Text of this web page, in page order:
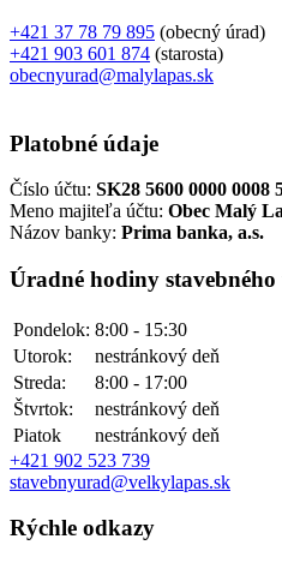
+421 37 78 79 895 (obecný úrad)
+421 903 601 874 (starosta)
obecnyurad@malylapas.sk
Platobné údaje
Číslo účtu: SK28 5600 0000 0008
Meno majiteľa účtu: Obec Malý
Názov banky: Prima banka, a.s.
Úradné hodiny
Pondelok: 8:00 - 15:30
Utorok:
nestránkový deň
Streda:
8:00 - 17:00
Štvrtok:
nestránkový deň
Piatok
nestránkový deň
+421 902 523 739
stavebnyurad@velkylapas.sk
Rýchle odkazy